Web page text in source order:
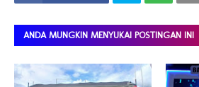
ANDA MUNGKIN MENYUKAI POSTINGAN INI